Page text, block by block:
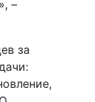
–
за